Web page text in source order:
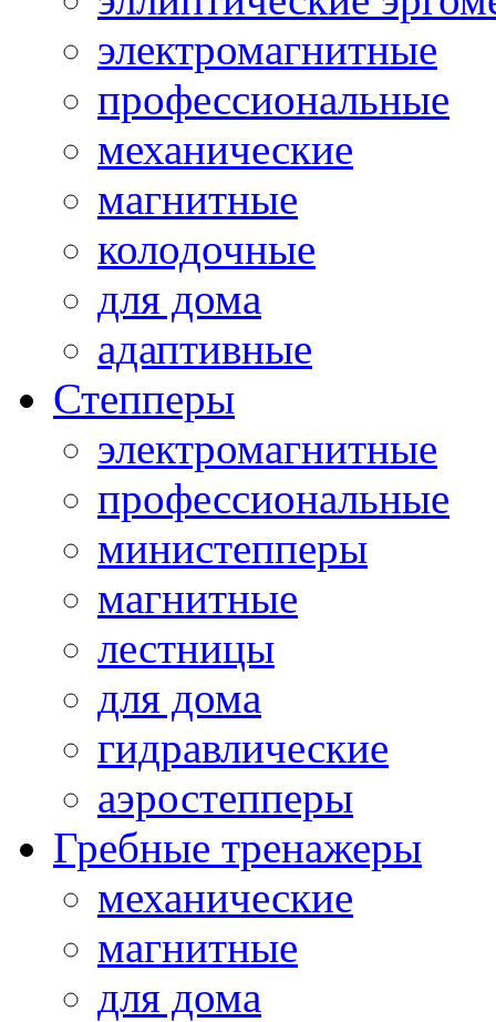
электромагнитные
профессиональные
механические
магнитные
колодочные
для дома
адаптивные
Степперы
электромагнитные
профессиональные
министепперы
магнитные
лестницы
для дома
гидравлические
аэростепперы
Гребные тренажеры
механические
магнитные
для дома